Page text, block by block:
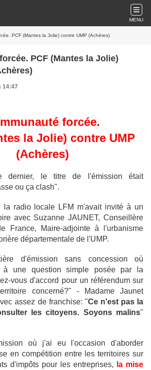
MENU
PCF (Mantes la Jolie) contre UMP (Achères)
PCF (Mantes la Jolie)
14:47
forcée.
la Jolie) contre UMP
(Achères)
dernier, le titre de l'émission était
ou ça clash".
la radio locale LFM m'avait invité à un
avec Suzanne JAUNET, Conseillère
France, Maire-adjointe à l'urbanisme
départementale de l'UMP.
d'émission sans concession où
à une question simple posée par la
vous d'accord pour un référendum sur
concerné?" - Madame Jaunet
assez de franchise: "Ce n'est pas la
les citoyens. Soyons malins"
où j'ai eu l'occasion d'aborder
en compétition entre les territoires sur
d'impôts pour les entreprises,
la mise